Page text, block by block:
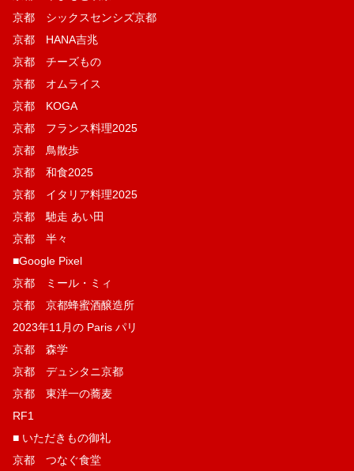
京都 シックスセンシズ京都
京都 HANA吉兆
京都 チーズもの
京都 オムライス
京都 KOGA
京都 フランス料理2025
京都 鳥散歩
京都 和食2025
京都 イタリア料理2025
京都 馳走 あい田
京都 半々
■Google Pixel
京都 ミール・ミィ
京都 京都蜂蜜酒醸造所
2023年11月の Paris パリ
京都 森学
京都 デュシタニ京都
京都 東洋一の蕎麦
RF1
■ いただきもの御礼
京都 つなぐ食堂